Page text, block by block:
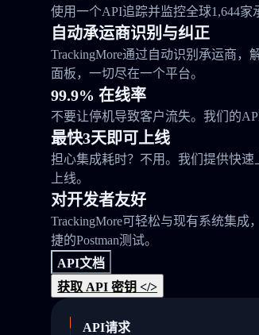
使用一个API追踪并监控全球1,644家
自动承运商识别与纠正
TrackingMore通过自动识别承运商
面板，一切尽在一个平台。
99.9% 在线率
不要让停机导致客户流失。我们的
最快3天即可上线
担心集成耗时？不用。我们提供快
上线。
对开发者友好
TrackingMore可轻松与现有系统集成
捷的Postman测试。
API文档
获取 API 密钥 </>
API请求